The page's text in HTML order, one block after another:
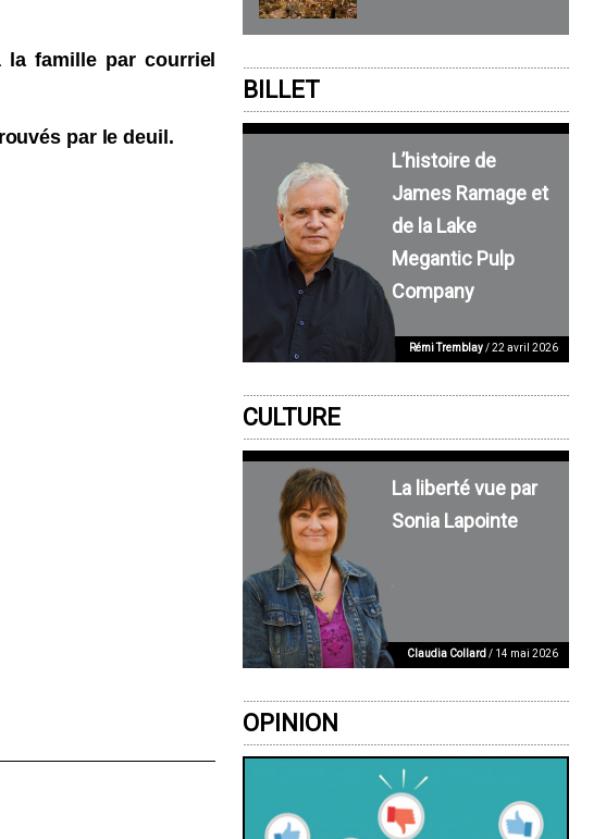
la famille par courriel
par le deuil.
BILLET
L’histoire de
James Ramage et
de la Lake
Megantic Pulp
Company
Rémi Tremblay/ 22 avril 2026
CULTURE
La liberté vue par
Sonia Lapointe
Claudia Collard/ 14 mai 2026
OPINION